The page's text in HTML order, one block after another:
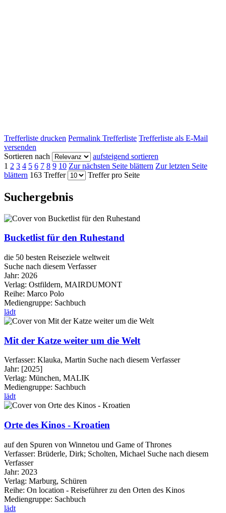
Trefferliste drucken Permalink Trefferliste Trefferliste als E-Mail
versenden
Sortieren nach
aufsteigend sortieren
1 2 3 4 5 6 7 8 9 10 Zur nächsten Seite blättern Zur letzten Seite
blättern 163 Treffer Treffer pro Seite
Suchergebnis
Bucketlist für den Ruhestand
die 50 besten Reiseziele weltweit
Suche nach diesem Verfasser
Jahr: 2026
Verlag: Ostfildern, MAIRDUMONT
Reihe: Marco Polo
Mediengruppe: Sachbuch
lädt
Mit der Katze weiter um die Welt
Verfasser: Klauka, Martin Suche nach diesem Verfasser
Jahr: [2025]
Verlag: München, MALIK
Mediengruppe: Sachbuch
lädt
Orte des Kinos - Kroatien
auf den Spuren von Winnetou und Game of Thrones
Verfasser: Brüderle, Dirk; Scholten, Michael Suche nach diesem
Verfasser
Jahr: 2023
Verlag: Marburg, Schüren
Reihe: On location - Reiseführer zu den Orten des Kinos
Mediengruppe: Sachbuch
lädt